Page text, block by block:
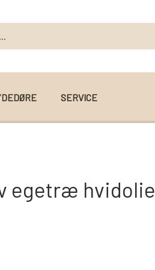
SERVICE
egetræ hvidolie